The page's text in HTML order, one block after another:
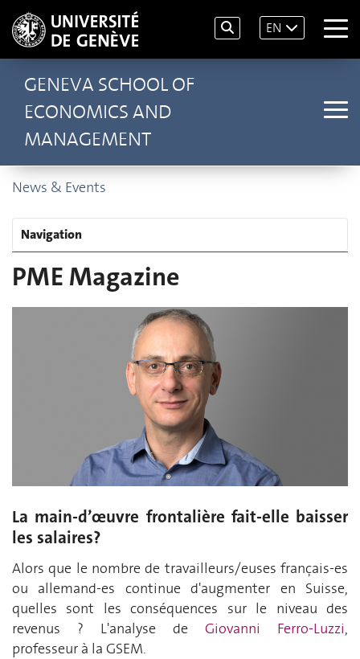
EN
GENEVA SCHOOL OF
ECONOMICS AND
MANAGEMENT
News & Events
Navigation
PME Magazine
La main-d’œuvre frontalière fait-elle baisser
les salaires?
Alors que le nombre de travailleurs/euses français-es
ou allemand-es continue d'augmenter en Suisse,
quelles sont les conséquences sur le niveau des
revenus ? L'analyse de Giovanni Ferro-Luzzi,
professeur à la GSEM.